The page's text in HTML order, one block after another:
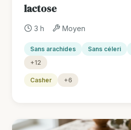
lactose
3 h Moyen
Sans arachides Sans céleri
+12
Casher +6